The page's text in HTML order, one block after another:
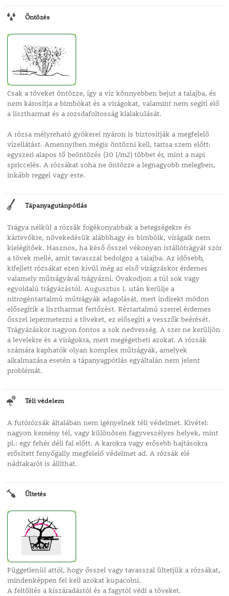
Öntözés
Csak a töveket öntözze, így a víz könnyebben bejut a talajba, és
nem károsítja a bimbókat és a virágokat, valamint nem segíti elő
a lisztharmat és a rozsdafoltosság kialakulását.
A rózsa mélyreható gyökerei nyáron is biztosítják a megfelelő
vízellátást. Amennyiben mégis öntözni kell, tartsa szem előtt:
egyszeri alapos tő beöntözés (30 l/m2) többet ér, mint a napi
spriccelés. A rózsákat soha ne öntözze a legnagyobb melegben,
inkább reggel vagy este.
Tápanyagutánpótlás
Trágya nélkül a rózsák fogékonyabbak a betegségekre és
kártevőkre, növekedésük alábbhagy és bimbóik, virágaik nem
kielégítőek. Hasznos, ha késő ősszel vékonyan istállótrágyát szór
a tövek mellé, amit tavasszal bedolgoz a talajba. Az idősebb,
kifejlett rózsákat ezen kívül még az első virágzáskor érdemes
valamely műtrágyával trágyázni. Óvakodjon a túl sok vagy
egyoldalú trágyázástól. Augusztus 1. után kerülje a
nitrogéntartalmú műtrágyák adagolását, mert indirekt módon
elősegítik a lisztharmat fertőzést. Réztartalmú szerrel érdemes
ősszel lepermetezni a töveket, ez elősegíti a vesszők beérését.
Trágyázáskor nagyon fontos a sok nedvesség. A szer ne kerüljön
a levelekre és a virágokra, mert megégetheti azokat. A rózsák
számára kaphatók olyan komplex műtrágyák, amelyek
alkalmazása esetén a tápanyagpótlás egyáltalán nem jelent
problémát.
Téli védelem
A futórózsák általában nem igényelnek téli védelmet. Kivétel:
nagyon kemény tél, vagy különösen fagyveszélyes helyek, mint
pl.: egy fehér déli fal előtt. A karokra vagy erősebb hajtásokra
erősített fenyőgally megfelelő védelmet ad. A rózsák elé
nádtakarót is állíthat.
Ültetés
Függetlenül attól, hogy ősszel vagy tavasszal ültetjük a rózsákat,
mindenképpen fel kell azokat kupacolni.
A feltöltés a kiszáradástól és a fagytól védi a töveket.